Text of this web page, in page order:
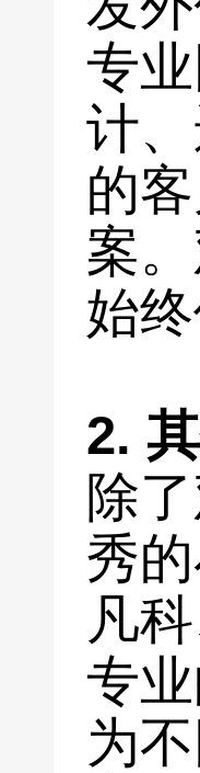
专
计
的
案
始
2.
除
秀
凡
专
为